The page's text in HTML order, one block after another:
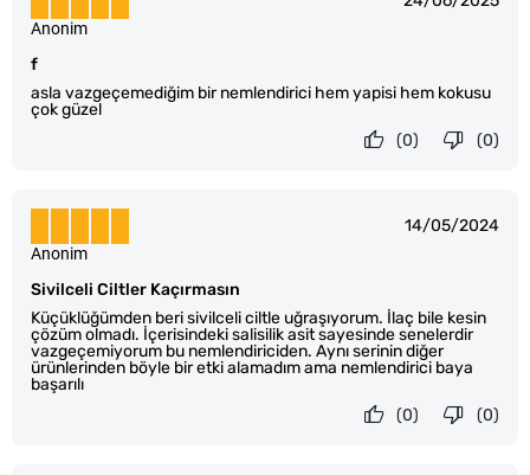
f
asla vazgeçemediğim bir nemlendirici hem yapisi hem kokusu
çok güzel
Anonim
(0)
(0)
14/05/2024
Sivilceli Ciltler Kaçırmasın
Küçüklüğümden beri sivilceli ciltle uğraşıyorum. İlaç bile kesin
çözüm olmadı. İçerisindeki salisilik asit sayesinde senelerdir
vazgeçemiyorum bu nemlendiriciden. Aynı serinin diğer
ürünlerinden böyle bir etki alamadım ama nemlendirici baya
başarılı
Anonim
(0)
(0)